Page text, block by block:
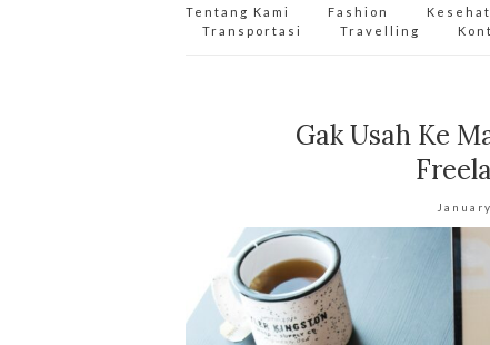
Tentang Kami Fashion
Transportasi
Travelling
Gak Usah Ke